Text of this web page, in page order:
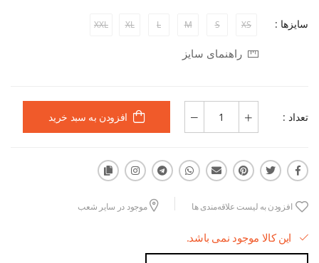
سایزها : XS
S
M
L
XL
XXL
راهنمای سایز
تعداد : افزودن به سبد خرید
افزودن به لیست علاقه‌مندی ها موجود در سایر شعب
این کالا موجود نمی باشد.